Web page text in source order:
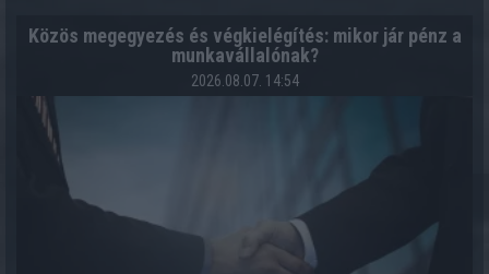
Közös megegyezés és végkielégítés: mikor jár pénz a
munkavállalónak?
2026.08.07. 14:54